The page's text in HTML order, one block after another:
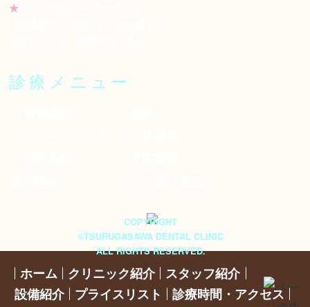
★
診療メニュー
COPYRIGHT
©TSURUGASAWA DENTAL CLINIC
ALL RIGHTS RESERVED.
ホーム クリニック紹介 スタッフ紹介
設備紹介
プライスリスト
診療時間・アクセス